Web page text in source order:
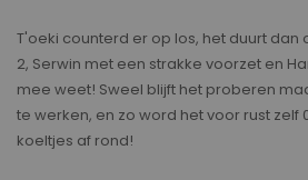
T'oeki counterd er op los, het duurt dan
2, Serwin met een strakke voorzet en
mee weet! Sweel blijft het proberen
te werken, en zo word het voor rust
koeltjes af rond!